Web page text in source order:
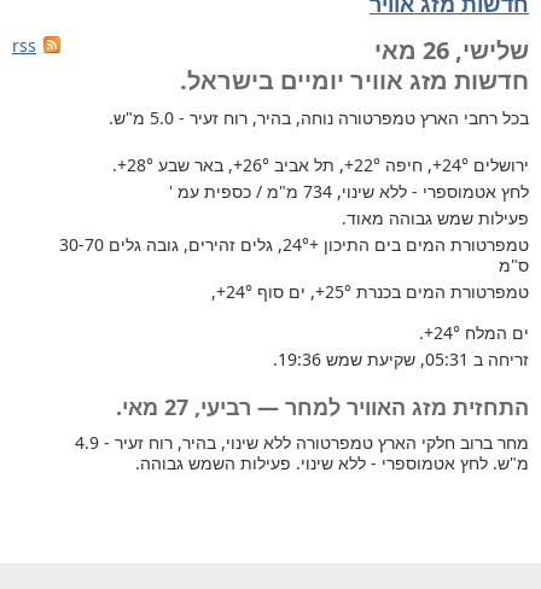
rss
שלישי, 26 מאי
חדשות מזג אוויר יומיים בישראל.
בכל רחבי הארץ טמפרטורה נוחה, בהיר, רוח זעיר - 5.0 מ"ש.
ירושלים +24°, חיפה +22°, תל אביב +26°, באר שבע +28°
.
לחץ אטמוספרי - ללא שינוי, 734 מ"מ / כספית עמ '
פעילות שמש גבוהה מאוד.
טמפרטורת המים בים התיכון +24°
, גלים זהירים, גובה גלים 30-70
ס"מ
טמפרטורת המים בכנרת +25°, ים סוף +24°
,
ים המלח +24°
.
זריחה ב 05:31, שקיעת שמש 19:36.
התחזית מזג האוויר למחר — רביעי, 27 מאי.
מחר ברוב חלקי הארץ טמפרטורה ללא שינוי, בהיר, רוח זעיר - 4.9
מ"ש. לחץ אטמוספרי - ללא שינוי. פעילות השמש גבוהה.